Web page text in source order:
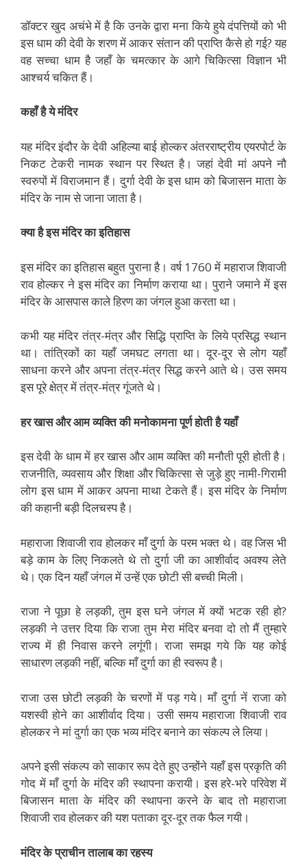
डॉक्टर खुद अचंभे में है कि उनके द्वारा मना किये हुये दंपत्तियों को भी
इस धाम की देवी के शरण में आकर संतान की प्राप्ति कैसे हो गई? यह
वह सच्चा धाम है जहाँ के चमत्कार के आगे चिकित्सा विज्ञान भी
आश्चर्य चकित हैं।
कहाँ है ये मंदिर
यह मंदिर इंदौर के देवी अहिल्या बाई होल्कर अंतरराष्ट्रीय एयरपोर्ट के
निकट टेकरी नामक स्थान पर स्थित है। जहां देवी मां अपने नौ
स्वरुपों में विराजमान हैं। दुर्गा देवी के इस धाम को बिजासन माता के
मंदिर के नाम से जाना जाता है।
क्या है इस मंदिर का इतिहास
इस मंदिर का इतिहास बहुत पुराना है। वर्ष 1760 में महाराज शिवाजी
राव होल्कर ने इस मंदिर का निर्माण कराया था। पुराने जमाने में इस
मंदिर के आसपास काले हिरण का जंगल हुआ करता था।
कभी यह मंदिर तंत्र-मंत्र और सिद्धि प्राप्ति के लिये प्रसिद्ध स्थान
था। तांत्रिकों का यहाँ जमघट लगता था। दूर-दूर से लोग यहाँ
साधना करने और अपना तंत्र-मंत्र सिद्ध करने आते थे। उस समय
इस पूरे क्षेत्र में तंत्र-मंत्र गूंजते थे।
हर खास और आम व्यक्ति की मनोकामना पूर्ण होती है यहाँ
इस देवी के धाम में हर खास और आम व्यक्ति की मनौती पूरी होती है।
राजनीति, व्यवसाय और शिक्षा और चिकित्सा से जुड़े हुए नामी-गिरामी
लोग इस धाम में आकर अपना माथा टेकते हैं। इस मंदिर के निर्माण
की कहानी बड़ी दिलचस्प है।
महाराजा शिवाजी राव होलकर माँ दुर्गा के परम भक्त थे। वह जिस भी
बड़े काम के लिए निकलते थे तो दुर्गा जी का आशीर्वाद अवश्य लेते
थे। एक दिन यहाँ जंगल में उन्हें एक छोटी सी बच्ची मिली।
राजा ने पूछा हे लड़की, तुम इस घने जंगल में क्यों भटक रही हो?
लड़की ने उत्तर दिया कि राजा तुम मेरा मंदिर बनवा दो तो मैं तुम्हारे
राज्य में ही निवास करने लगूंगी। राजा समझ गये कि यह कोई
साधारण लड़की नहीं, बल्कि माँ दुर्गा का ही स्वरूप है।
राजा उस छोटी लड़की के चरणों में पड़ गये। माँ दुर्गा नें राजा को
यशस्वी होने का आशीर्वाद दिया। उसी समय महाराजा शिवाजी राव
होलकर ने मां दुर्गा का एक भव्य मंदिर बनाने का संकल्प ले लिया।
अपने इसी संकल्प को साकार रूप देते हुए उन्होंने यहाँ इस प्रकृति की
गोद में माँ दुर्गा के मंदिर की स्थापना करायी। इस हरे-भरे परिवेश में
बिजासन माता के मंदिर की स्थापना करने के बाद तो महाराजा
शिवाजी राव होलकर की यश पताका दूर-दूर तक फैल गयी।
मंदिर के प्राचीन तालाब का रहस्य